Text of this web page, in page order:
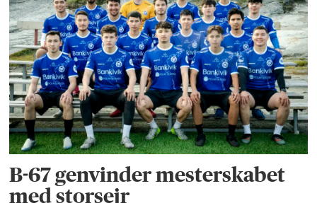
B-67 genvinder mesterskabet
med storsejr